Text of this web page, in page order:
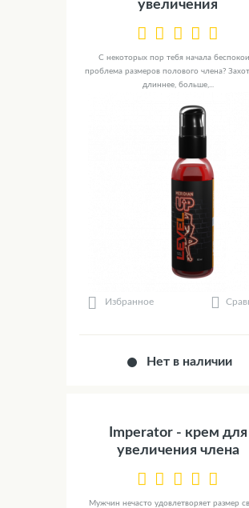
увеличения
С некоторых пор тебя начала
проблема размеров полового члена?
длиннее, больше,...
Избранное
Нет в наличии
Imperator - крем для
увеличения члена
Мужчин нечасто удовлетворяет размер